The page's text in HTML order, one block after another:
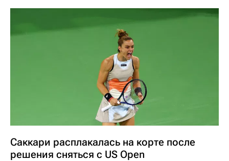
Саккари расплакалась на корте после
решения сняться с US Open